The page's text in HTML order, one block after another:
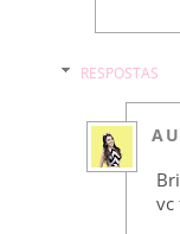
RESPOSTAS
vc